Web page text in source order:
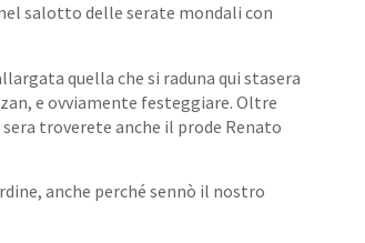
salotto delle serate mondali con
quella che si raduna qui stasera
e ovviamente festeggiare. Oltre
troverete anche il prode Renato
anche perché sennò il nostro